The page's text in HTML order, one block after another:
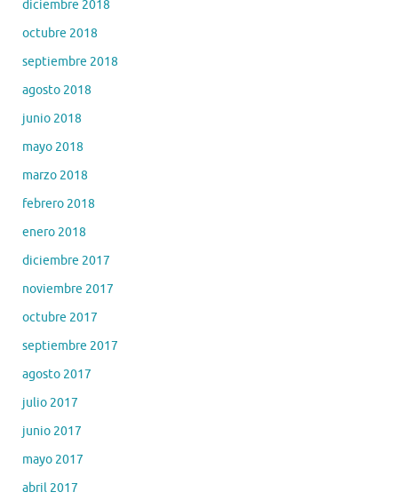
diciembre 2018
octubre 2018
septiembre 2018
agosto 2018
junio 2018
mayo 2018
marzo 2018
febrero 2018
enero 2018
diciembre 2017
noviembre 2017
octubre 2017
septiembre 2017
agosto 2017
julio 2017
junio 2017
mayo 2017
abril 2017